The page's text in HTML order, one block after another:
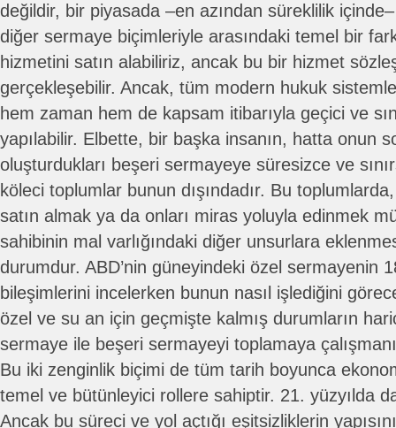
değildir, bir piyasada –en azından süreklilik içinde–
diğer sermaye biçimleriyle arasındaki temel bir
hizmetini satın alabiliriz, ancak bu bir hizmet
gerçekleşebilir. Ancak, tüm modern hukuk
hem zaman hem de kapsam itibarıyla geçici ve
yapılabilir. Elbette, bir başka insanın, hatta onun
oluşturdukları beşeri sermayeye süresizce ve
köleci toplumlar bunun dışındadır. Bu
satın almak ya da onları miras yoluyla edinmek
sahibinin mal varlığındaki diğer unsurlara
durumdur. ABD’nin güneyindeki özel sermayenin
bileşimlerini incelerken bunun nasıl işlediğini
özel ve su an için geçmişte kalmış durumların
sermaye ile beşeri sermayeyi toplamaya
Bu iki zenginlik biçimi de tüm tarih boyunca
temel ve bütünleyici rollere sahiptir. 21. yüzyılda
Ancak bu süreci ve yol açtığı eşitsizliklerin